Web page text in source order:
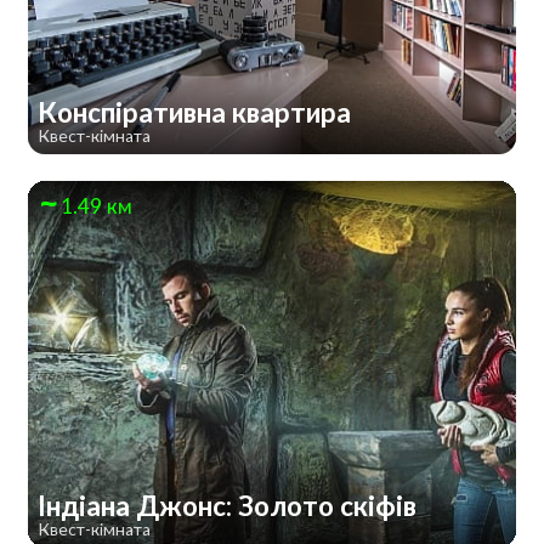
Конспіративна квартира
Квест-кімната
1.49 км
Індіана Джонс: Золото скіфів
Квест-кімната